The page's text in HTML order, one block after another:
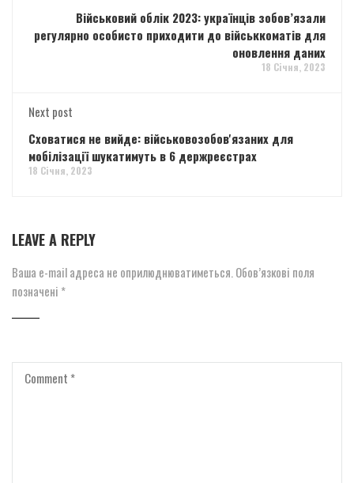
Військовий облік 2023: українців зобов’язали
регулярно особисто приходити до військкоматів для
оновлення даних
18 Січня, 2023
Next post
Сховатися не вийде: військовозобов'язаних для
мобілізації шукатимуть в 6 держреєстрах
18 Січня, 2023
LEAVE A REPLY
Ваша e-mail адреса не оприлюднюватиметься. Обов’язкові поля
позначені *